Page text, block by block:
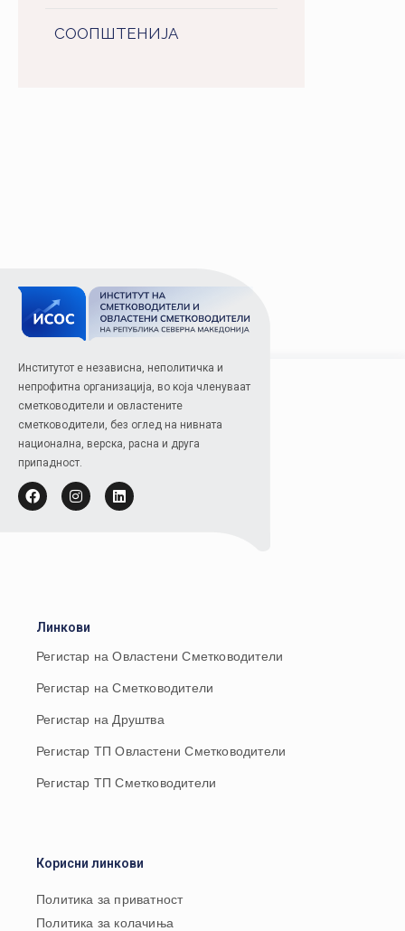
СООПШТЕНИJA
Институтот е независна, неполитичка и
непрофитна организација, во која членуваат
сметководители и овластените
сметководители, без оглед на нивната
национална, верска, расна и друга
припадност.
Линкови
Регистар на Овластени Сметководители
Регистар на Сметководители
Регистар на Друштва
Регистар ТП Овластени Сметководители
Регистар ТП Сметководители
Корисни линкови
Политика за приватност
Политика за колачиња